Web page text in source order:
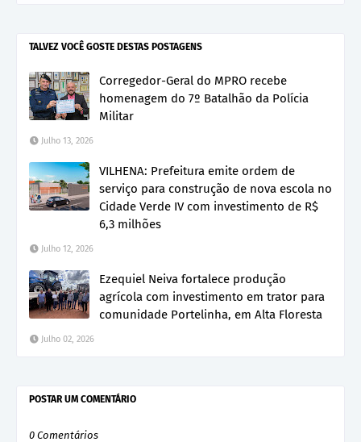
TALVEZ VOCÊ GOSTE DESTAS POSTAGENS
Corregedor-Geral do MPRO recebe
homenagem do 7º Batalhão da Polícia
Militar
Julho 13, 2026
VILHENA: Prefeitura emite ordem de
serviço para construção de nova escola no
Cidade Verde IV com investimento de R$
6,3 milhões
Julho 12, 2026
Ezequiel Neiva fortalece produção
agrícola com investimento em trator para
comunidade Portelinha, em Alta Floresta
Julho 02, 2026
POSTAR UM COMENTÁRIO
0 Comentários